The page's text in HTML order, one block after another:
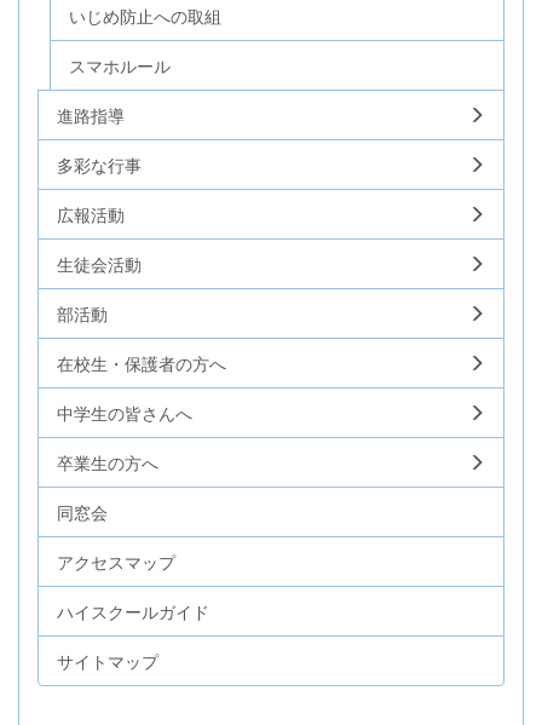
いじめ防止への取組
スマホルール
進路指導
多彩な行事
広報活動
生徒会活動
部活動
在校生・保護者の方へ
中学生の皆さんへ
卒業生の方へ
同窓会
アクセスマップ
ハイスクールガイド
サイトマップ